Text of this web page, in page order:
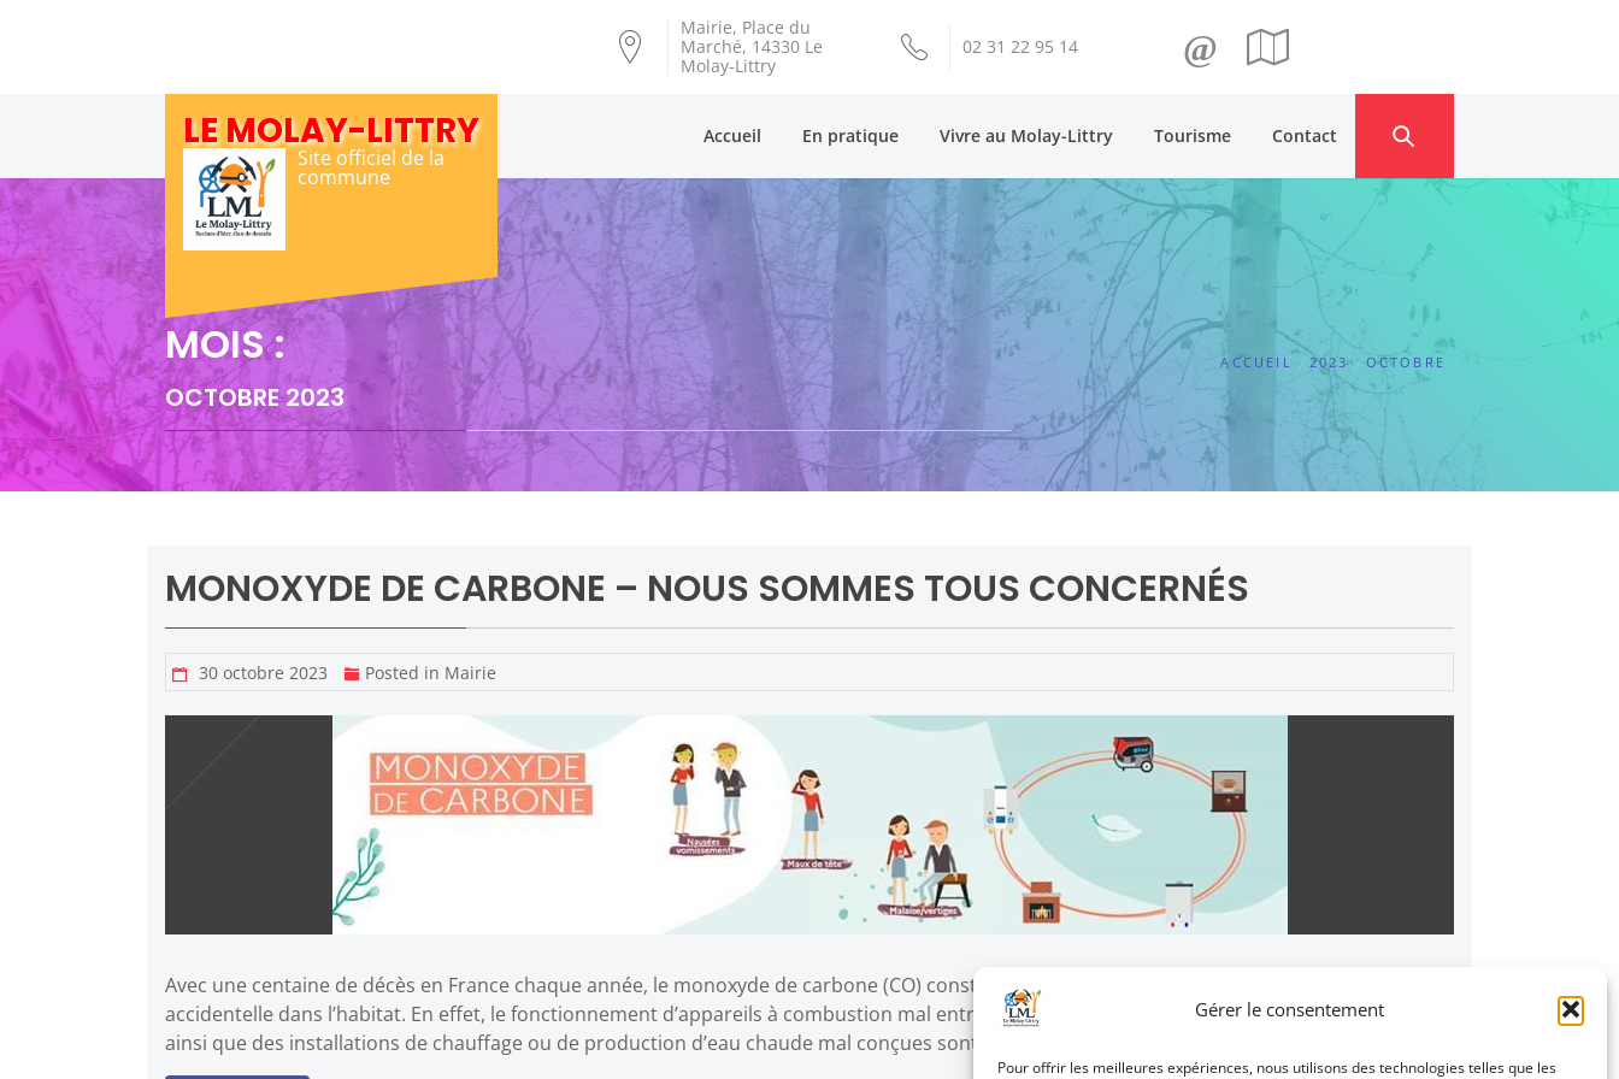
Gérer le consentement
Pour offrir les meilleures expériences, nous utilisons des technologies telles que les
Mairie, Place du
Marché, 14330 Le
Molay-Littry
02 31 22 95 14 @
LE MOLAY-LITTRY
Site officiel de la
commune
Accueil En pratique Vivre au Molay-Littry Tourisme Contact
MOIS :
OCTOBRE 2023
ACCUEIL 2023 OCTOBRE
MONOXYDE DE CARBONE – NOUS SOMMES TOUS CONCERNÉS
30 octobre 2023 Posted in Mairie
Avec une centaine de décès en France chaque année, le monoxyde de carbone (CO) constitue la première cause de mortalité par intoxication
accidentelle dans l’habitat. En effet, le fonctionnement d’appareils à combustion mal entretenus ou utilisés dans de mauvaises conditions
ainsi que des installations de chauffage ou de production d’eau chaude mal conçues sont susceptibles